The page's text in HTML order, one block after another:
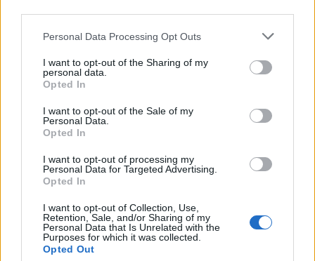
Personal Data Processing Opt Outs
I want to opt-out of the Sharing of my
personal data.
Opted In
I want to opt-out of the Sale of my
Personal Data.
Opted In
I want to opt-out of processing my
Personal Data for Targeted Advertising.
Opted In
I want to opt-out of Collection, Use,
Retention, Sale, and/or Sharing of my
Personal Data that Is Unrelated with the
Purposes for which it was collected.
Opted Out
GAP S.R.L. IN
PU SPACE
TECHNICAL
SERVICE SRL
Carignano
CEMAS ELETTRA
S.R.L.
Carmagnola
TPRO SRL 1-2 milioni
F.LLI MARIS SPA 10-25 milioni Rosta